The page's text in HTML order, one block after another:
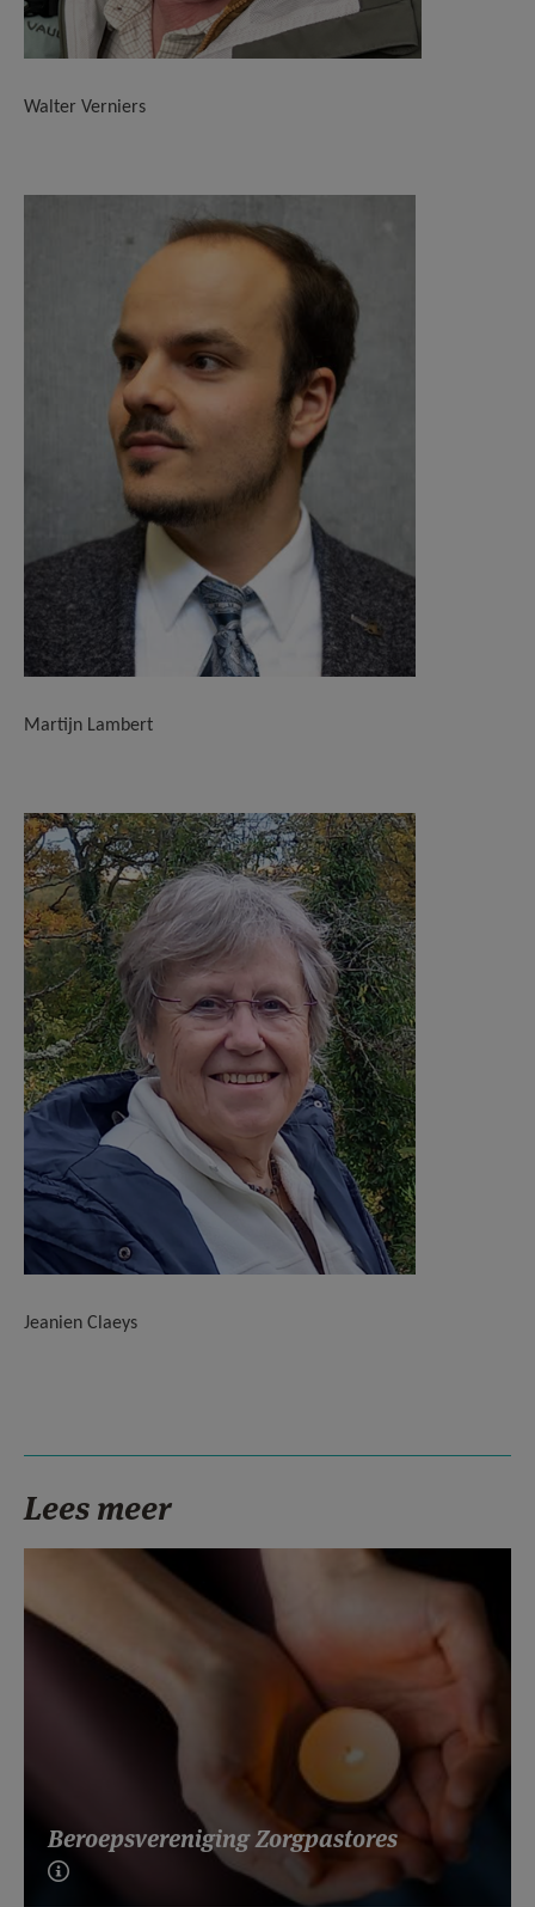
Walter Verniers
Martijn Lambert
Jeanien Claeys
Lees meer
Beroepsvereniging Zorgpastores